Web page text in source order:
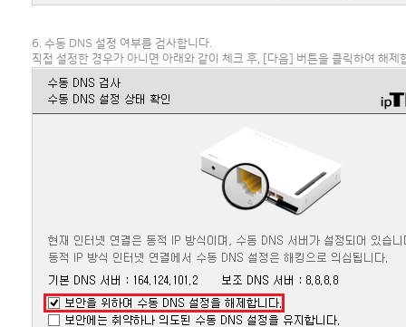
6. 수동 DNS 설정 여부를 검사합니다.
직접 설정한 경우가 아니면 아래와 같이 체크 후, [다음] 버튼을 클릭하여 해제